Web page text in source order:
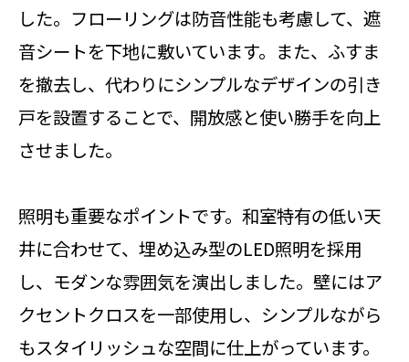
した。フローリングは防音性能も考慮して、遮
音シートを下地に敷いています。また、ふすま
を撤去し、代わりにシンプルなデザインの引き
戸を設置することで、開放感と使い勝手を向上
させました。
照明も重要なポイントです。和室特有の低い天
井に合わせて、埋め込み型のLED照明を採用
し、モダンな雰囲気を演出しました。壁にはア
クセントクロスを一部使用し、シンプルながら
もスタイリッシュな空間に仕上がっています。